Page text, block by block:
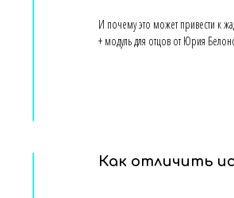
И почему это может привести к
+ модуль для отцов от Юрия
Как отличить